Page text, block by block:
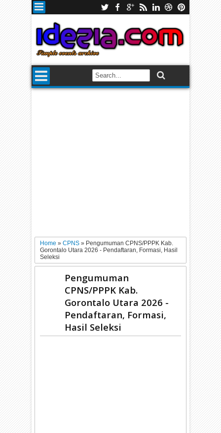
Home»CPNS» Pengumuman CPNS/PPPK Kab.
Gorontalo Utara 2026 - Pendaftaran, Formasi, Hasil
Seleksi
Pengumuman
CPNS/PPPK Kab.
Gorontalo Utara 2026 -
Pendaftaran, Formasi,
Hasil Seleksi